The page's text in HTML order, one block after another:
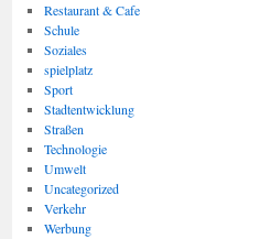
Restaurant & Cafe
Schule
Soziales
spielplatz
Sport
Stadtentwicklung
Straßen
Technologie
Umwelt
Uncategorized
Verkehr
Werbung